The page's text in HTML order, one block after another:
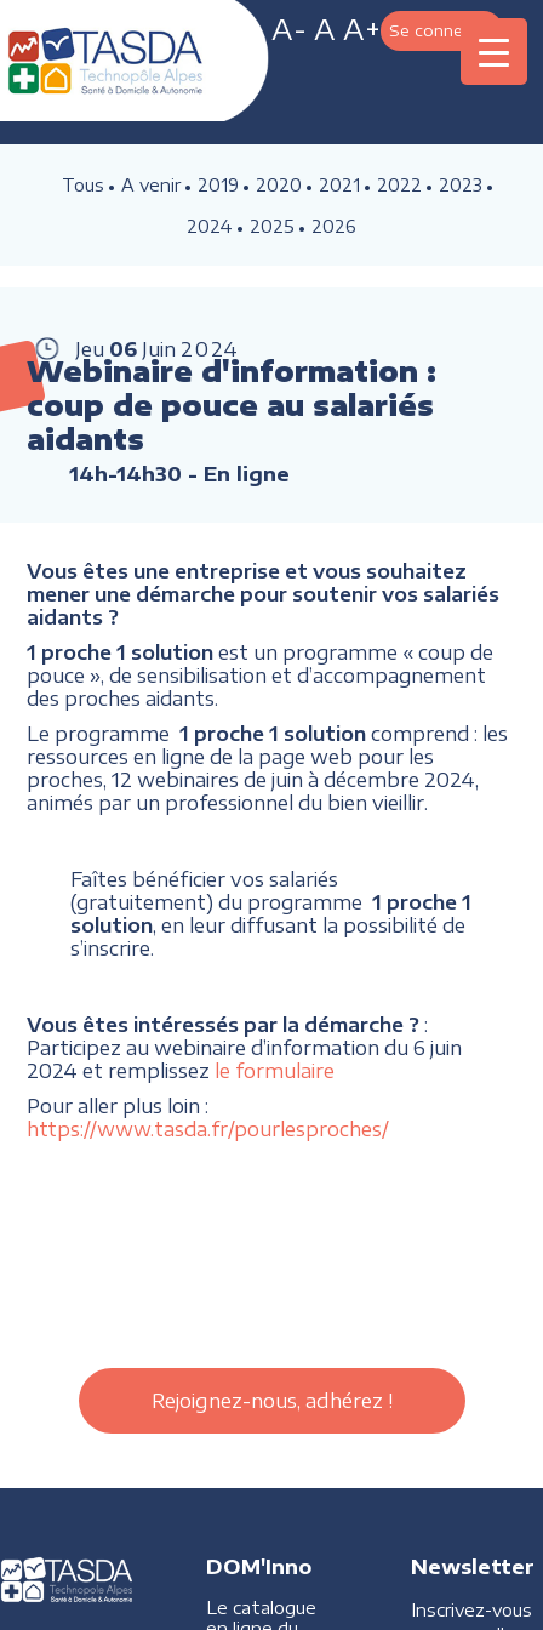
A- A A+ Se connecter
Tous A venir 2019 2020 2021 2022
2023
2024
2025 2026
Jeu 06 Juin 2024
Webinaire d'information :
coup de pouce au salariés
aidants
14h-14h30 - En ligne
Vous êtes une entreprise et vous souhaitez
mener une démarche pour soutenir vos salariés
aidants ?
1 proche 1 solution est un programme « coup de
pouce », de sensibilisation et d’accompagnement
des proches aidants.
Le programme1 proche 1 solution comprend : les
ressources en ligne de la page web pour les
proches, 12 webinaires de juin à décembre 2024,
animés par un professionnel du bien vieillir.
Faîtes bénéficier vos salariés
(gratuitement) du programme1 proche 1
solution, en leur diffusant la possibilité de
s’inscrire.
Vous êtes intéressés par la démarche ? :
Participez au webinaire d’information du 6 juin
2024 et remplissez le formulaire
Pour aller plus loin :
https://www.tasda.fr/pourlesproches/
Rejoignez-nous, adhérez !
DOM'Inno
Le catalogue
Newsletter
Inscrivez-vous